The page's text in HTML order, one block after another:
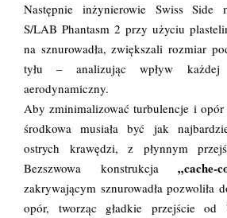
Następnie inżynierowie Swiss Side
S/LAB Phantasm 2 przy użyciu
na sznurowadła, zwiększali rozmiar
tyłu – analizując wpływ
aerodynamiczny.
Aby zminimalizować turbulencje i opór
środkowa musiała być jak
ostrych krawędzi, z płynnym
Bezszwowa konstrukcja „cache-
zakrywającym sznurowadła pozwoliła
opór, tworząc gładkie przejście